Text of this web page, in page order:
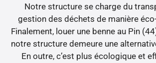
Notre structure se charge du
gestion des déchets de manière
Finalement, louer une benne au Pin
notre structure demeure une
En outre, c’est plus écologique et